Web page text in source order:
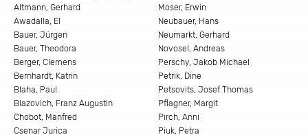
Altmann, Gerhard
Awadalla, El
Bauer, Jürgen
Bauer, Theodora
Berger, Clemens
Bernhardt, Katrin
Blaha, Paul
Blazovich, Franz Augustin
Chobot, Manfred
Csenar Jurica
Moser, Erwin
Neubauer, Hans
Neumarkt, Gerhard
Novosel, Andreas
Perschy, Jakob Michael
Petrik, Dine
Petsovits, Josef Thomas
Pflagner, Margit
Pirch, Anni
Piuk, Petra